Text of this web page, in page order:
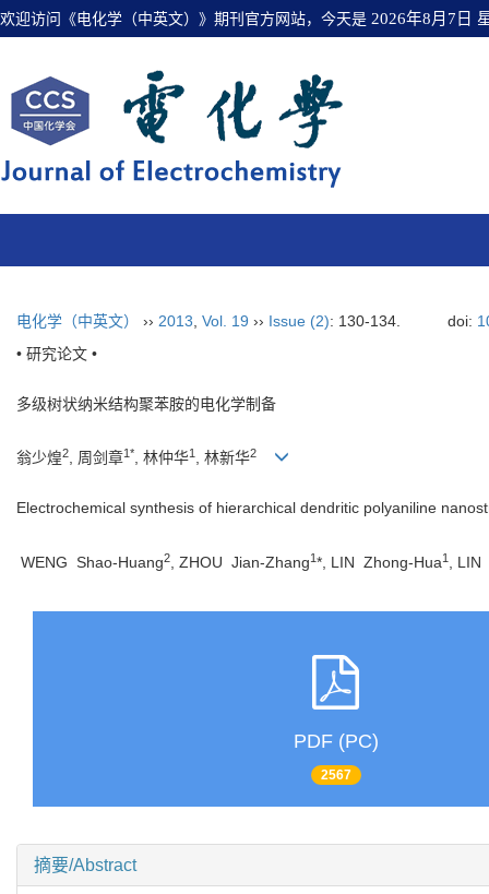
欢迎访问《电化学（中英文）》期刊官方网站，今天是 2026年8月7日
电化学（中英文） ›› 2013 Vol. 19 ›› Issue (2): 130-134. doi:
• 研究论文 •
多级树状纳米结构聚苯胺的电化学制备
翁少煌2, 周剑章1*, 林仲华1 , 林新华2
Electrochemical synthesis of hierarchical dendritic polyaniline
WENG Shao-Huang2 , ZHOU Jian-Zhang1*, LIN Zhong-Hua1 ,
PDF (PC)
2567
摘要/Abstract